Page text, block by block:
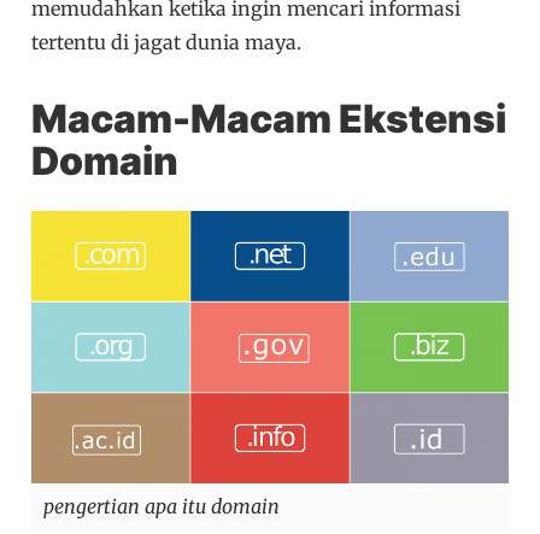
memudahkan ketika ingin mencari informasi
tertentu di jagat dunia maya.
Macam-Macam Ekstensi
Domain
pengertian apa itu domain